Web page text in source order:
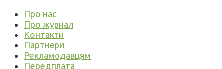
Про нас
Про журнал
Контакти
Партнери
Рекламодавцям
Передплата